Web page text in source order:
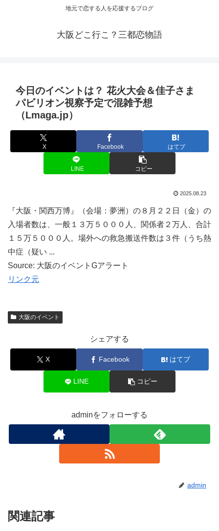
地元で恋する人を応援するブログ
大阪どこ行こ？三都恋物語
今日のイベント は？ 花火大会＆佳子さま
パビリオン視察予定で混雑予想
（Lmaga.jp）
X Facebook はてブ
LINE コピー
2025.08.23
『大阪・関西万博』（会場：夢洲）の８月２２日（金）の
入場者数は、一般１３万５０００人、関係者２万人、合計
１５万５０００人。場外への救急搬送件数は３件（うち熱
中症（疑い ...
Source: 大阪のイベントGアラート
リンク元
大阪のイベント
シェアする
X Facebook はてブ
LINE コピー
adminをフォローする
admin
関連記事